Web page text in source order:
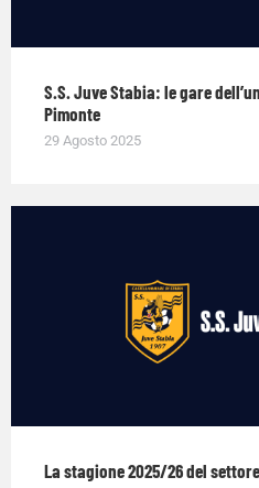
S.S. Juve Stabia: le gare
Pimonte
29 Agosto 2025
La stagione 2025/26 del